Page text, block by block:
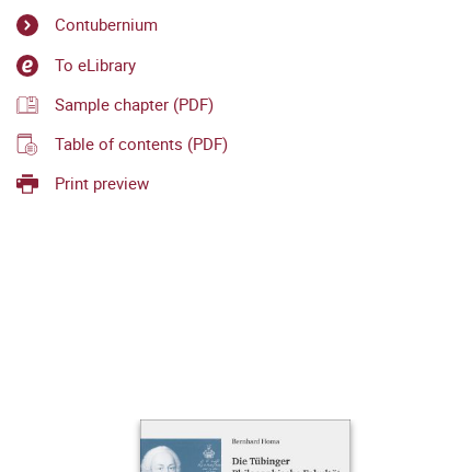
Contubernium
To eLibrary
Sample chapter (PDF)
Table of contents (PDF)
Print preview